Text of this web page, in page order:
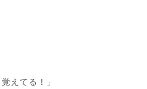
えてる！」